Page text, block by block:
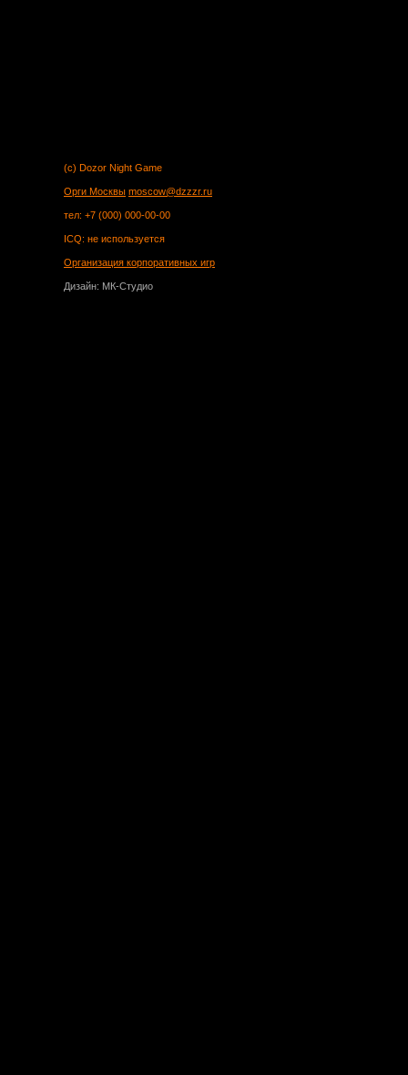
(c) Dozor Night Game
Орги Москвы moscow@dzzzr.ru
тел: +7 (000) 000-00-00
ICQ: не используется
Организация корпоративных игр
Дизайн: МК-Студио